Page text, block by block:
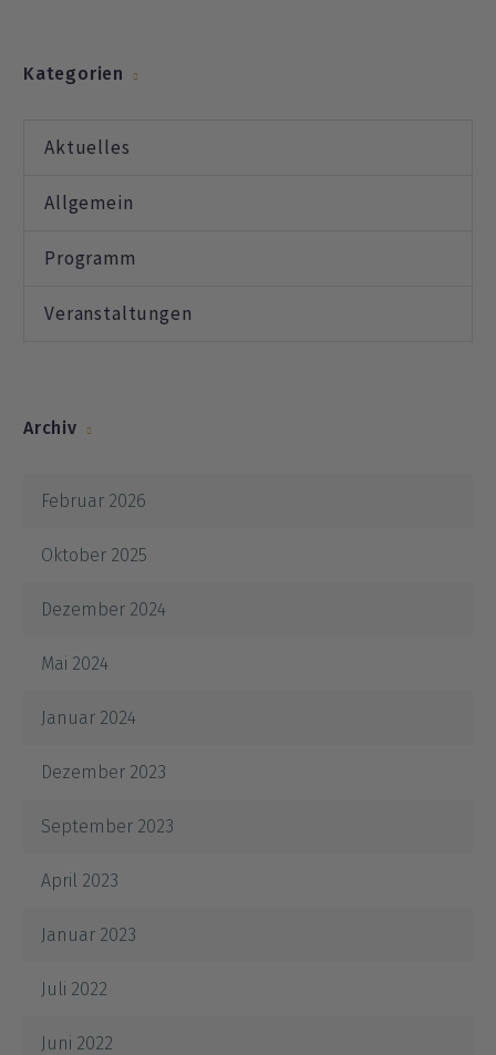
Kategorien
Aktuelles
Allgemein
Programm
Veranstaltungen
Archiv
Februar 2026
Oktober 2025
Dezember 2024
Mai 2024
Januar 2024
Dezember 2023
September 2023
April 2023
Januar 2023
Juli 2022
Juni 2022